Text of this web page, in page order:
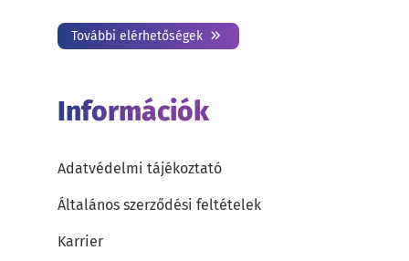
További elérhetőségek
Információk
Adatvédelmi tájékoztató
Általános szerződési feltételek
Karrier